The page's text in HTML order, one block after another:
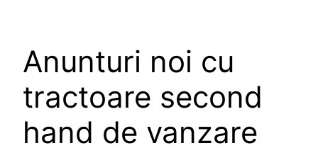
Anunturi noi cu
tractoare second
hand de vanzare